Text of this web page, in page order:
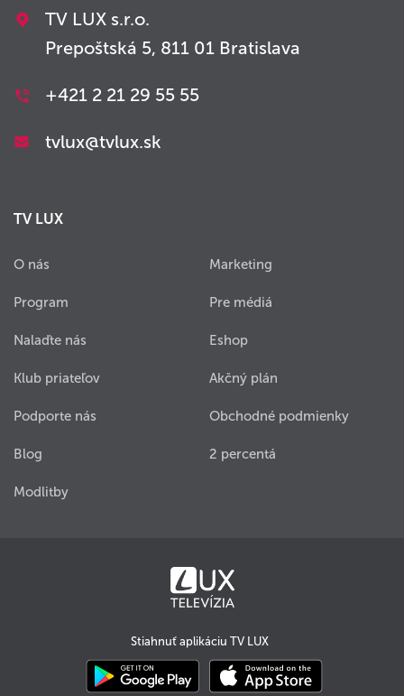
TV LUX s.r.o.
Prepoštská 5, 811 01 Bratislava
+421 2 21 29 55 55
tvlux@tvlux.sk
TV LUX
O nás
Program
Nalaďte nás
Klub priateľov
Podporte nás
Blog
Modlitby
Marketing
Pre médiá
Eshop
Akčný plán
Obchodné podmienky
2 percentá
Stiahnuť aplikáciu TV LUX